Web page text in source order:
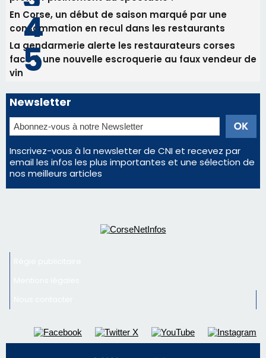
Les plus lus
Satine Nomary est la nouvelle Miss Corse 2026
Éclipse du 12 août : la Corse aux premières loges
d'un spectacle qui ne reviendra pas avant 2081
Éclipse du 12 août : Où s'installer en Corse pour
profiter pleinement du spectacle ?
En Corse, un début de saison marqué par une
consommation en recul dans les restaurants
nos meilleurs articles